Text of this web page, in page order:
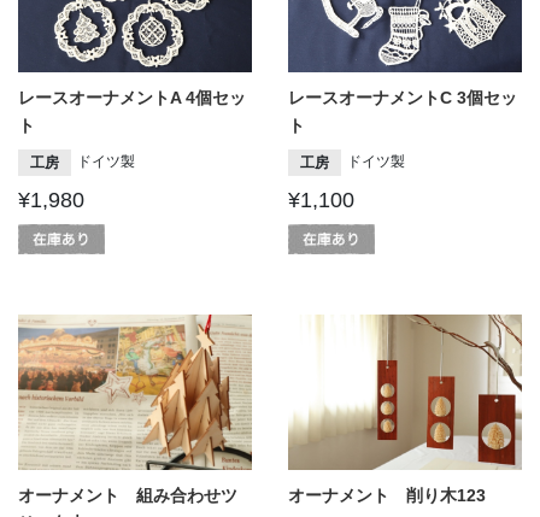
レースオーナメントA 4個セッ
ト
工房 ドイツ製
¥1,980
レースオーナメントC 3個セッ
ト
工房 ドイツ製
¥1,100
オーナメント 組み合わせツ
オーナメント 削り木123